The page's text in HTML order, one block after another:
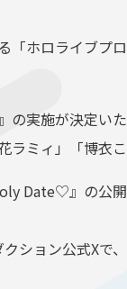
「ホロライブプ
実施が決定いた
ミィ」「博衣
Date♡』の公
ション公式Xで